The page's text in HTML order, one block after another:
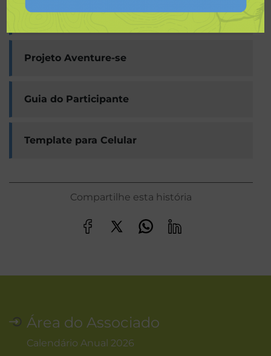
Boletim 5
Projeto Aventure-se
Guia do Participante
Template para Celular
Compartilhe esta história
Área do Associado
Calendário Anual 2026